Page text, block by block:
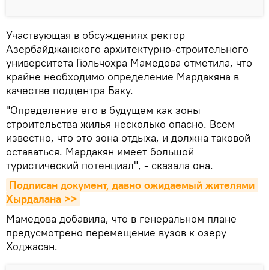
Участвующая в обсуждениях ректор
Азербайджанского архитектурно-строительного
университета Гюльчохра Мамедова отметила, что
крайне необходимо определение Мардакяна в
качестве подцентра Баку.
"Определение его в будущем как зоны
строительства жилья несколько опасно. Всем
известно, что это зона отдыха, и должна таковой
оставаться. Мардакян имеет большой
туристический потенциал", - сказала она.
Подписан документ, давно ожидаемый жителями
Хырдалана >>
Мамедова добавила, что в генеральном плане
предусмотрено перемещение вузов к озеру
Ходжасан.